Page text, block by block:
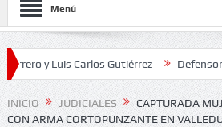
Menú
Luis Carlos Gutiérrez Defensoría
Nacionales 2026
INICIO JUDICIALES
CAPTURADA
CON ARMA CORTOPUNZANTE EN